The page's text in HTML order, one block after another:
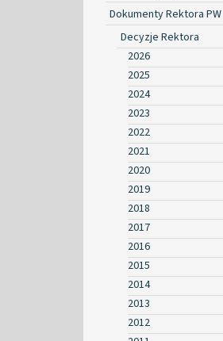
Dokumenty Rektora PW
Decyzje Rektora
2026
2025
2024
2023
2022
2021
2020
2019
2018
2017
2016
2015
2014
2013
2012